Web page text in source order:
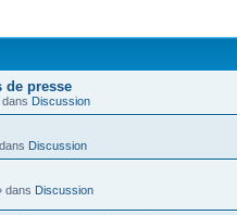
de presse
dans Discussion
Discussion
dans Discussion